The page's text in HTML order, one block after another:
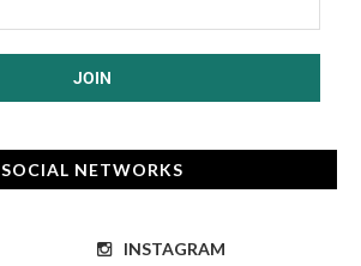
SOCIAL NETWORKS
INSTAGRAM